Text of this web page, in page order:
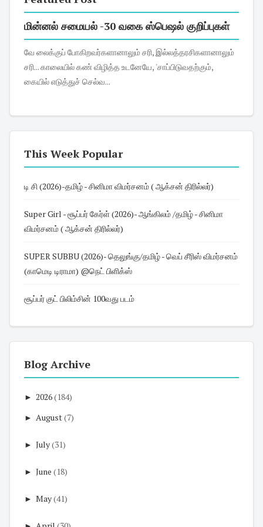
மின்னல் சமையல் -30 வகை ஸ்பெஷல் குறிப்புகள்
வே லைக்குப் போகிறவர்களானாலும் சரி, இல்லத்தரசிகளானாலும்
சரி... காலையில் கண் விழித்த உடனேயே, 'சாப்பிடுவதற்கும்,
கையில் எடுத்துச் செல்வ...
This Week Popular
டி சி (2026)-தமிழ் - சினிமா விமர்சனம் ( ஆக்சன் திரில்லர்)
Super Girl - சூப்பர் கேர்ள் (2026)- ஆங்கிலம் /தமிழ் - சினிமா
விமர்சனம் ( ஆக்சன் திரில்லர்)
SUPER SUBBU (2026)- தெலுங்கு/தமிழ் - வெப் சீரிஸ் விமர்சனம்
(காமெடி டிராமா) @நெட் பிளிக்ஸ்
சூப்பர் குட் பிலிம்சின் 100வது படம்
Blog Archive
► 2026(184)
► August(7)
► July(31)
► June (18)
► May(41)